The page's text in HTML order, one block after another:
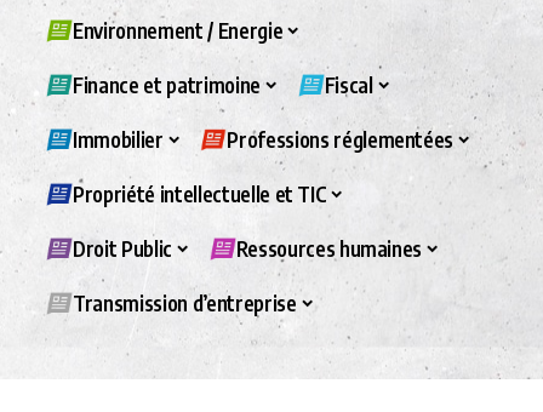
Environnement / Energie
Finance et patrimoine Fiscal
Immobilier Professions réglementées
Propriété intellectuelle et TIC
Droit Public Ressources humaines
Transmission d’entreprise